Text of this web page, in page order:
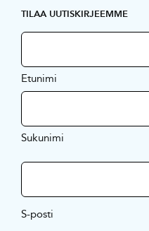
TILAA UUTISKIRJEEMME
Etunimi
Sukunimi
S-posti